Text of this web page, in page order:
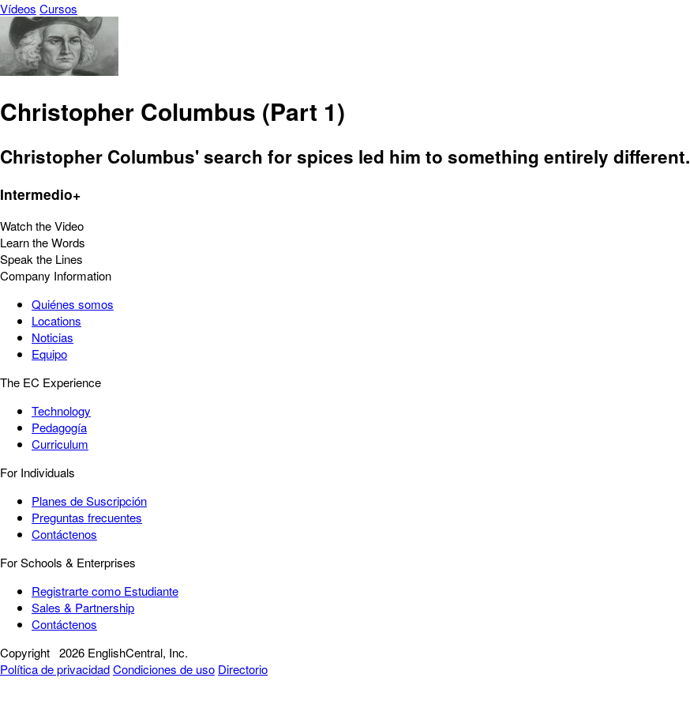
Vídeos Cursos
Christopher Columbus (Part 1)
Christopher Columbus' search for spices led him to something entirely different.
Intermedio+
Watch the Video
Learn the Words
Speak the Lines
Company Information
Quiénes somos
Locations
Noticias
Equipo
The EC Experience
Technology
Pedagogía
Curriculum
For Individuals
Planes de Suscripción
Preguntas frecuentes
Contáctenos
For Schools & Enterprises
Registrarte como Estudiante
Sales & Partnership
Contáctenos
Copyright 2026 EnglishCentral, Inc.
Política de privacidadCondiciones de uso Directorio